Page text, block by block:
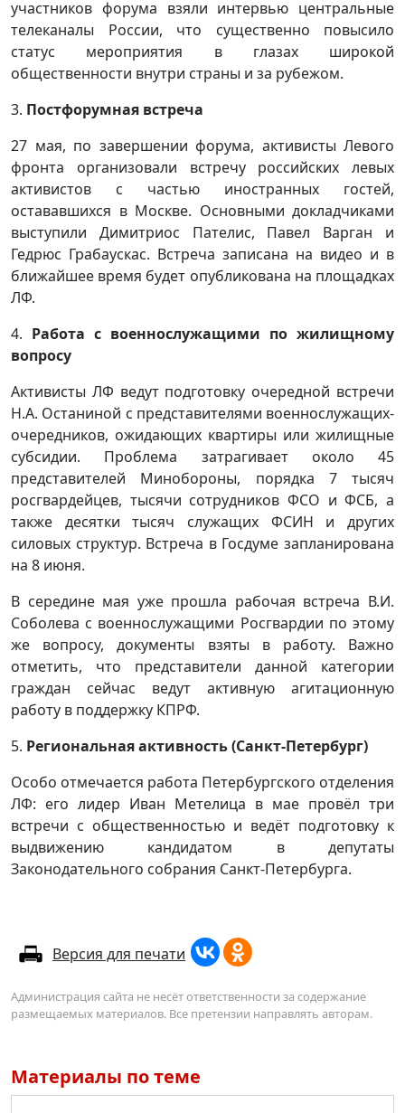
участников форума взяли интервью центральные
телеканалы России, что существенно повысило
статус мероприятия в глазах широкой
общественности внутри страны и за рубежом.
3. Постфорумная встреча
27 мая, по завершении форума, активисты Левого
фронта организовали встречу российских левых
активистов с частью иностранных гостей,
остававшихся в Москве. Основными докладчиками
выступили Димитриос Пателис, Павел Варган и
Гедрюс Грабаускас. Встреча записана на видео и в
ближайшее время будет опубликована на площадках
ЛФ.
4. Работа с военнослужащими по жилищному
вопросу
Активисты ЛФ ведут подготовку очередной встречи
Н.А. Останиной с представителями военнослужащих-
очередников, ожидающих квартиры или жилищные
субсидии. Проблема затрагивает около 45
представителей Минобороны, порядка 7 тысяч
росгвардейцев, тысячи сотрудников ФСО и ФСБ, а
также десятки тысяч служащих ФСИН и других
силовых структур. Встреча в Госдуме запланирована
на 8 июня.
В середине мая уже прошла рабочая встреча В.И.
Соболева с военнослужащими Росгвардии по этому
же вопросу, документы взяты в работу. Важно
отметить, что представители данной категории
граждан сейчас ведут активную агитационную
работу в поддержку КПРФ.
5. Региональная активность (Санкт-Петербург)
Особо отмечается работа Петербургского отделения
ЛФ: его лидер Иван Метелица в мае провёл три
встречи с общественностью и ведёт подготовку к
выдвижению кандидатом в депутаты
Законодательного собрания Санкт-Петербурга.
Версия для печати
Администрация сайта не несёт ответственности за содержание
размещаемых материалов. Все претензии направлять авторам.
Материалы по теме